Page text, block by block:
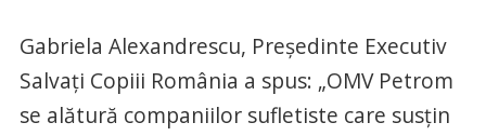
Gabriela Alexandrescu, Președinte Executiv
Salvați Copiii România a spus: „OMV Petrom
se alătură companiilor sufletiste care susțin